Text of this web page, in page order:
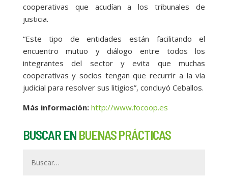
cooperativas que acudían a los tribunales de
justicia.
“Este tipo de entidades están facilitando el
encuentro mutuo y diálogo entre todos los
integrantes del sector y evita que muchas
cooperativas y socios tengan que recurrir a la vía
judicial para resolver sus litigios”, concluyó Ceballos.
Más información: http://www.focoop.es
BUSCAR EN BUENAS PRÁCTICAS